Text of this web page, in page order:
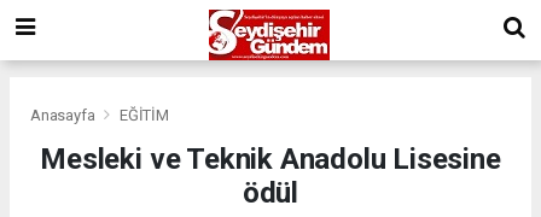
Anasayfa EĞİTİM
Mesleki ve Teknik Anadolu Lisesine
ödül